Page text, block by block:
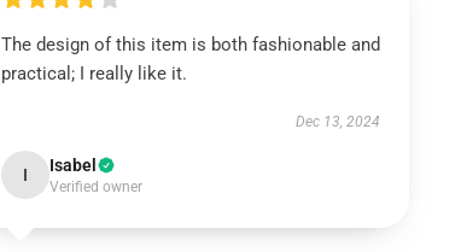
The design of this item is both fashionable and
practical; I really like it.
Dec 13, 2024
I Isabel
Verified owner